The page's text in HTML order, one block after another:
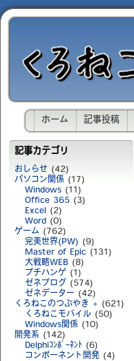
ホーム 記事投稿
記事カテゴリ
おしらせ (42)
パソコン関係 (17)
Windows (11)
Office 365 (3)
Excel (2)
Word (0)
ゲーム (762)
完美世界(PW) (9)
Master of Epic (131)
大戦略WEB (8)
プチハンゲ (1)
ゼネブログ
(574)
ゼネデーター (42)
くろねこのつぶやき + (621)
くろねこモバイル (50)
Windows関係 (10)
開発系 (142)
Delphiｺﾝﾎﾟｰﾈﾝﾄ (6)
コンポーネント開発 (4)